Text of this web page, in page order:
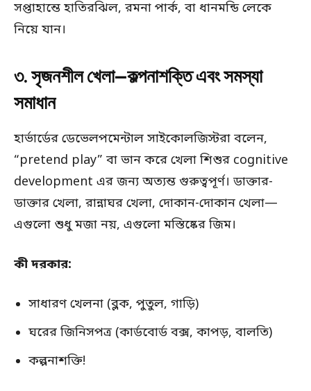
সপ্তাহান্তে হাতিরঝিল, রমনা পার্ক, বা ধানমন্ডি লেকে
নিয়ে যান।
৩. সৃজনশীল খেলা—কল্পনাশক্তি এবং সমস্যা
সমাধান
হার্ভার্ডের ডেভেলপমেন্টাল সাইকোলজিস্টরা বলেন,
“pretend play” বা ভান করে খেলা শিশুর cognitive
development এর জন্য অত্যন্ত গুরুত্বপূর্ণ। ডাক্তার-
ডাক্তার খেলা, রান্নাঘর খেলা, দোকান-দোকান খেলা—
এগুলো শুধু মজা নয়, এগুলো মস্তিষ্কের জিম।
কী দরকার:
সাধারণ খেলনা (ব্লক, পুতুল, গাড়ি)
ঘরের জিনিসপত্র (কার্ডবোর্ড বক্স, কাপড়, বালতি)
কল্পনাশক্তি!